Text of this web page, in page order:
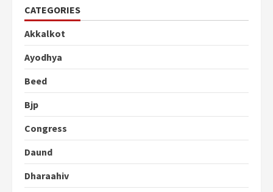
CATEGORIES
Akkalkot
Ayodhya
Beed
Bjp
Congress
Daund
Dharaahiv